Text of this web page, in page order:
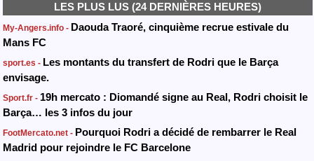
LES PLUS LUS (24 DERNIÈRES HEURES)
My-Angers.info - Daouda Traoré, cinquième recrue estivale du
Mans FC
sport.es - Les montants du transfert de Rodri que le Barça
envisage.
Sport.fr - 19h mercato : Diomandé signe au Real, Rodri choisit le
Barça… les 3 infos du jour
FootMercato.net - Pourquoi Rodri a décidé de rembarrer le Real
Madrid pour rejoindre le FC Barcelone